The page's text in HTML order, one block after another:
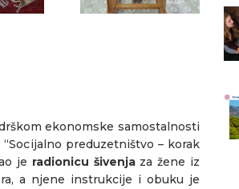
ekonomske samostalnosti
preduzetništvo – korak
je radionicu šivenjaza žene iz
a njene instrukcije i obuku je